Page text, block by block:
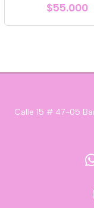
$55.000
Calle 15 # 47-05